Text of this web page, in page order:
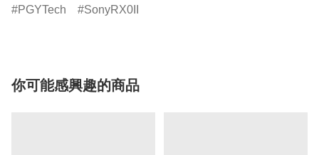
PGYTech
SonyRX0II
你可能感興趣的商品